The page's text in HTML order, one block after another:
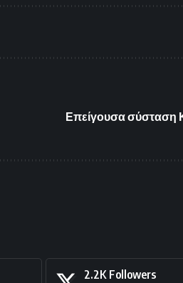
Επείγουσα σύσταση
2.2K Followers